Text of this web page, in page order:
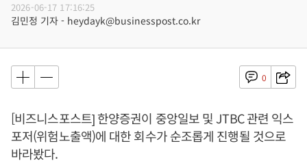
2026-06-17 17:16:25
김민정 기자 - heydayk@businesspost.co.kr
0
[비즈니스포스트] 한양증권이 중앙일보 및 JTBC 관련 익스
포저(위험노출액)에 대한 회수가 순조롭게 진행될 것으로
바라봤다.